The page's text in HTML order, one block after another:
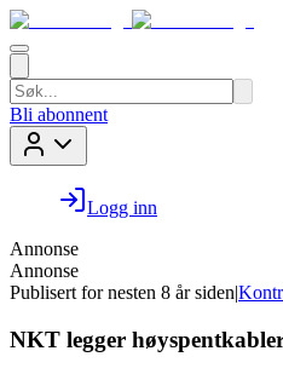
Bli abonnent
Logg inn
Annonse
Annonse
Publisert for nesten 8 år siden|
NKT legger